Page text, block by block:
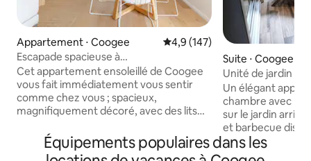
Appartement ⋅ Coogee Évaluation moyenne sur la
4,9 (147)
Escapade spacieuse à
Coogee Beach | Garage privé
Cet appartement ensoleillé de Coogee
vous fait immédiatement vous sentir
comme chez vous ; spacieux,
magnifiquement décoré, avec des lits
de lit de luxe. Détendez-vous dans la
baignoire sur pieds, prenez votre café
Suite ⋅ Coogee
Unité de jardin
la ville et
Un élégant
chambre avec
sur le jardin
et barbecue
10 minutes à pied
de Coogee avec
Équipements populaires dans les